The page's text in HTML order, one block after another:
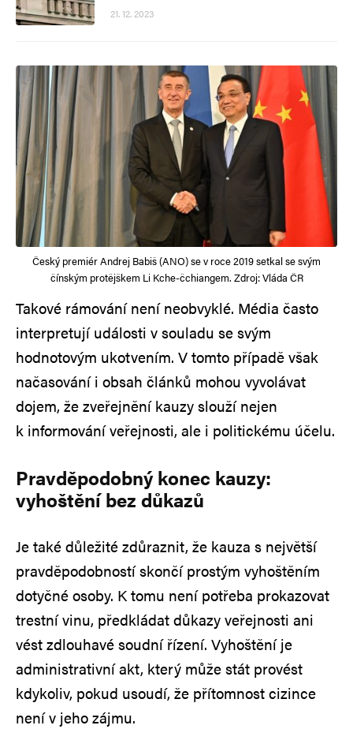
21. 12. 2023
Český premiér Andrej Babiš (ANO) se v roce 2019 setkal se svým
čínským protějškem Li Kche-čchiangem. Zdroj: Vláda ČR
Takové rámování není neobvyklé. Média často
interpretují události v souladu se svým
hodnotovým ukotvením. V tomto případě však
načasování i obsah článků mohou vyvolávat
dojem, že zveřejnění kauzy slouží nejen
k informování veřejnosti, ale i politickému účelu.
Pravděpodobný konec kauzy:
vyhoštění bez důkazů
Je také důležité zdůraznit, že kauza s největší
pravděpodobností skončí prostým vyhoštěním
dotyčné osoby. K tomu není potřeba prokazovat
trestní vinu, předkládat důkazy veřejnosti ani
vést zdlouhavé soudní řízení. Vyhoštění je
administrativní akt, který může stát provést
kdykoliv, pokud usoudí, že přítomnost cizince
není v jeho zájmu.